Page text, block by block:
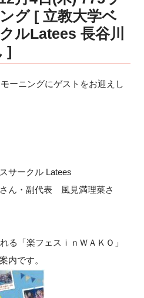
グ [ 立教大学ベ
ルLatees 長谷川
]
ーニングにゲストをお迎えし
ークル Latees
副代表 風見満理菜さ
楽フェスｉｎＷＡＫＯ」
内です。